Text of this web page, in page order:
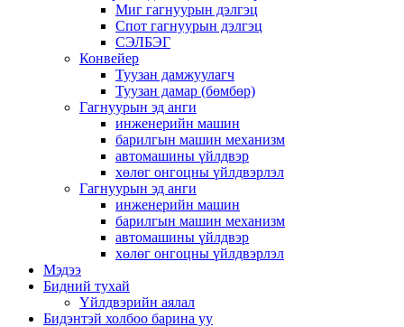
Миг гагнуурын дэлгэц
Спот гагнуурын дэлгэц
СЭЛБЭГ
Конвейер
Туузан дамжуулагч
Туузан дамар (бөмбөр)
Гагнуурын эд анги
инженерийн машин
барилгын машин механизм
автомашины үйлдвэр
хөлөг онгоцны үйлдвэрлэл
Гагнуурын эд анги
инженерийн машин
барилгын машин механизм
автомашины үйлдвэр
хөлөг онгоцны үйлдвэрлэл
Мэдээ
Бидний тухай
Үйлдвэрийн аялал
Бидэнтэй холбоо барина уу